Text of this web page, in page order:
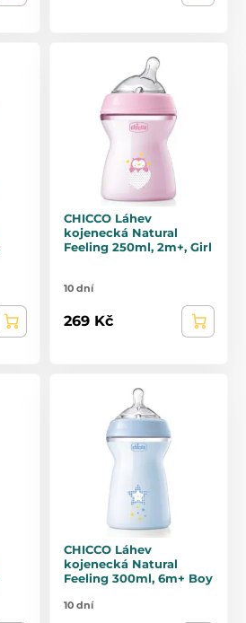
CHICCO Láhev
kojenecká Natural
Feeling 250ml, 2m+, Girl
10 dní
269 Kč
CHICCO Láhev
kojenecká Natural
Feeling 300ml, 6m+ Boy
10 dní